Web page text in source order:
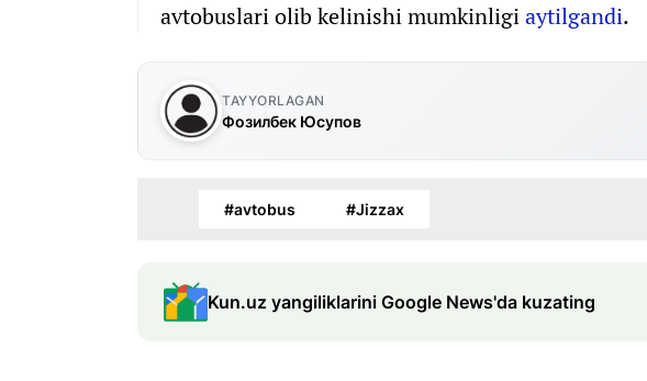
avtobuslari olib kelinishi mumkinligiaytilgandi.
TAYYORLAGAN
Фозилбек Юсупов
#avtobus #Jizzax
Kun.uz yangiliklarini Google News'da kuzating